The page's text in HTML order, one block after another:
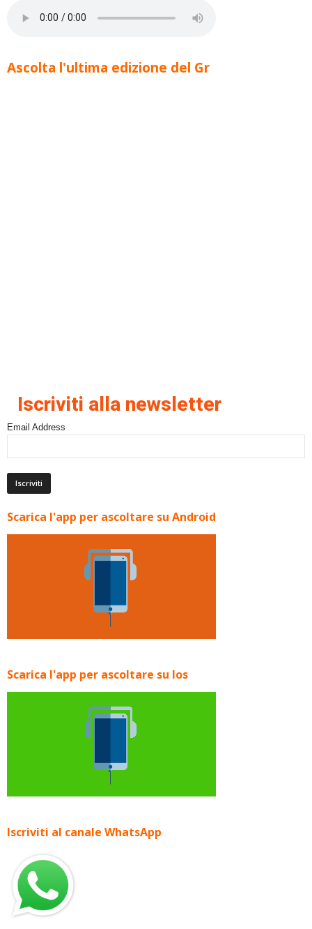
Ascolta l'ultima edizione del Gr
Iscriviti alla newsletter
Email Address
Scarica l'app per ascoltare su Android
Scarica l'app per ascoltare su Ios
Iscriviti al canale WhatsApp